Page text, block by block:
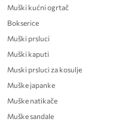
Muški kućni ogrtač
Bokserice
Muški prsluci
Muški kaputi
Muski prsluci za kosulje
Muške japanke
Muške natikače
Muške sandale